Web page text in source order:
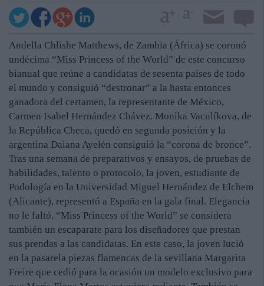
Andella Chlishe Matthews, de Zambia (África) se coronó
undécima “Miss Princess of the World” de este concurso
bianual que reúne a candidatas de sesenta países de todo
el mundo y consiguió “destronar” a la hasta entonces
ganadora del certamen, la representante de México,
Carmen Isabel Hernández Chávez. Monika Vaculíkova, de
la República Checa, quedó en segunda posición y la
argentina Daiana Ayelén consiguió la “corona de bronce”.
Tras una semana de preparativos y ensayos, de pruebas de
habilidades, talento o protocolo, la joven, estudiante de
Podología en la Universidad Miguel Hernández de Elchem
(Alicante), representó a España en la gala final. Elegancia
no le faltó. “Miss Princess of the World” se considera
también un escaparate para los diseñadores que prestan
sus prendas a las candidatas. En este caso, la joven lució
en la pasarela piezas flamencas de la sevillana Margarita
Freire que cedió para la ocasión un modelo exclusivo para